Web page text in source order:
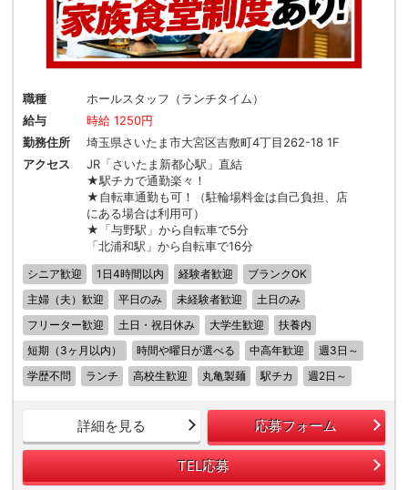
職種
ホールスタッフ（ランチタイム）
給与
時給 1250円
勤務住所
埼玉県さいたま市大宮区吉敷町4丁目262-18 1F
アクセス
JR「さいたま新都心駅」直結
★駅チカで通勤楽々！
★自転車通勤も可！（駐輪場料金は自己負担、店
にある場合は利用可）
★「与野駅」から自転車で5分
「北浦和駅」から自転車で16分
シニア歓迎 1日4時間以内 経験者歓迎
ブランクOK
主婦（夫）歓迎
平日のみ 未経験者歓迎
土日のみ
フリーター歓迎
土日・祝日休み 大学生歓迎
扶養内
短期（3ヶ月以内）
時間や曜日が選べる 中高年歓迎
週3日～
学歴不問
ランチ 高校生歓迎 丸亀製麺 駅チカ 週2日～
詳細を見る 応募フォーム
TEL応募